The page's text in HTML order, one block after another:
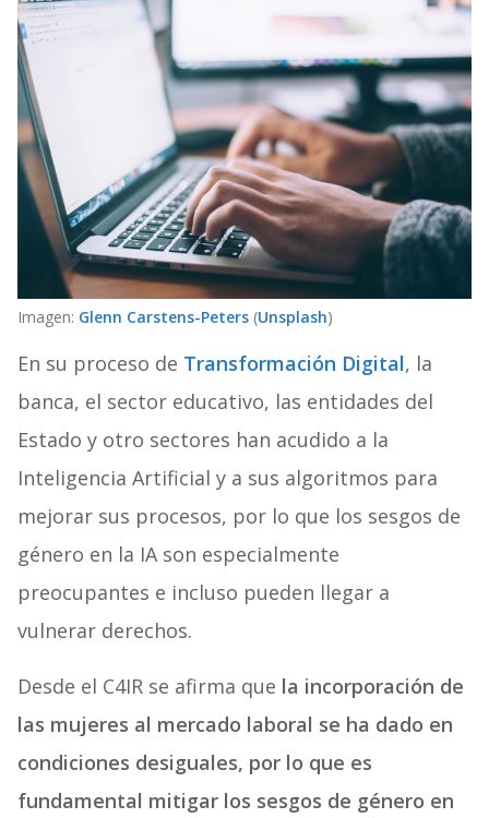
Imagen: Glenn Carstens-Peters(Unsplash)
En su proceso de Transformación Digital, la
banca, el sector educativo, las entidades del
Estado y otro sectores han acudido a la
Inteligencia Artificial y a sus algoritmos para
mejorar sus procesos, por lo que los sesgos de
género en la IA son especialmente
preocupantes e incluso pueden llegar a
vulnerar derechos.
Desde el C4IR se afirma que la incorporación de
las mujeres al mercado laboral se ha dado en
condiciones desiguales, por lo que es
fundamental mitigar los sesgos de género en